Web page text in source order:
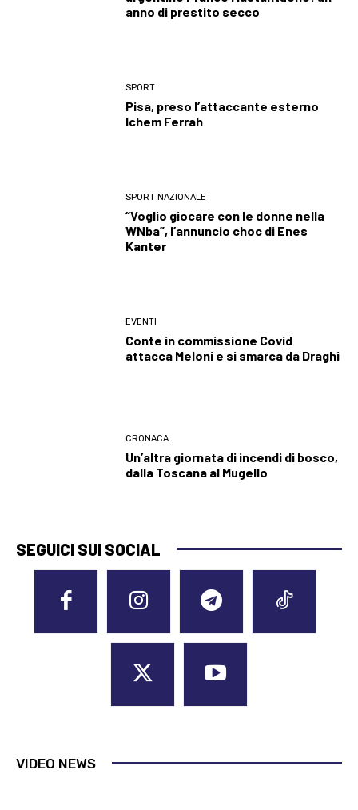
anno di prestito secco
SPORT
Pisa, preso l’attaccante esterno
Ichem Ferrah
SPORT NAZIONALE
“Voglio giocare con le donne nella
WNba”, l’annuncio choc di Enes
Kanter
EVENTI
Conte in commissione Covid
attacca Meloni e si smarca da Draghi
CRONACA
Un’altra giornata di incendi di bosco,
dalla Toscana al Mugello
SEGUICI SUI SOCIAL
VIDEO NEWS